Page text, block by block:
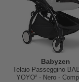
Babyzen
Telaio Passeggino
YOYO² - Nero -